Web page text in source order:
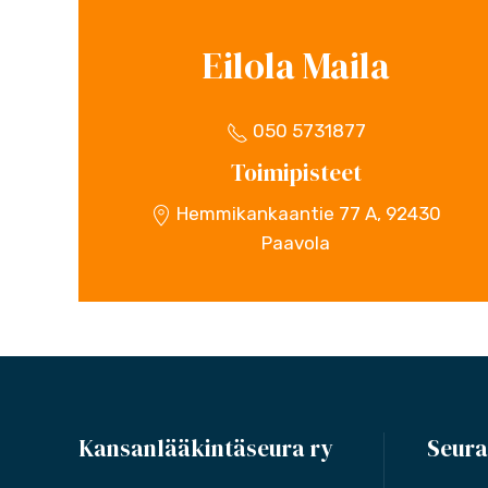
Eilola Maila
050 5731877
Toimipisteet
Hemmikankaantie 77 A, 92430
Paavola
Kansanlääkintäseura ry